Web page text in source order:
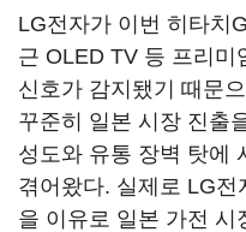
LG전자가 이번 히타치
근 OLED TV 등 프리미
신호가 감지됐기 때문
꾸준히 일본 시장 진출
성도와 유통 장벽 탓에
겪어왔다. 실제로 LG
을 이유로 일본 가전 시